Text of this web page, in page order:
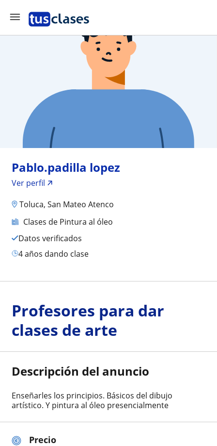
Pablo.padilla lopez
Ver perfil
Toluca, San Mateo Atenco
Clases de Pintura al óleo
Datos verificados
4 años dando clase
Precio
Profesores para dar
clases de arte
Descripción del anuncio
Enseñarles los principios. Básicos del dibujo
artístico. Y pintura al óleo presencialmente